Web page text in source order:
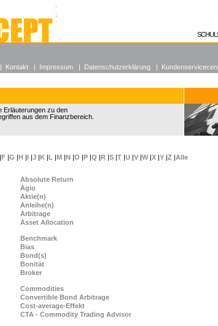
Alle offenen Fonds
Wieso Hedgefonds?
Erläuterungen zu den
aus dem Finanzbereich.
|F |G |H |I |J |K |L |M |N |O |P |Q |R |S |T |U |V |W |X |Y |Z |Alle
Absolute Return
Agio
Aktie(n)
Anleihe(n)
Arbitrage
Asset Allocation
Benchmark
Bias
Bond(s)
Bonität
Broker
Commodities
Convertible Bond Arbitrage
Cost-average-Effekt
CTA - Commodity Trading Advisor
Kontakt | Impressum | Datenschutzerklärung |